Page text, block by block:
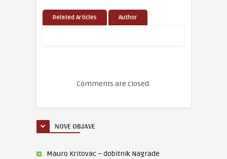
Related Articles Author
Comments are closed.
NOVE OBJAVE
Mauro Kritovac – dobitnik Nagrade